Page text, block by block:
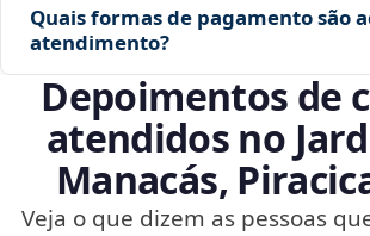
Quais formas de pagamento são
atendimento?
Depoimentos de
atendidos no
Manacás,
Veja o que dizem as pessoas